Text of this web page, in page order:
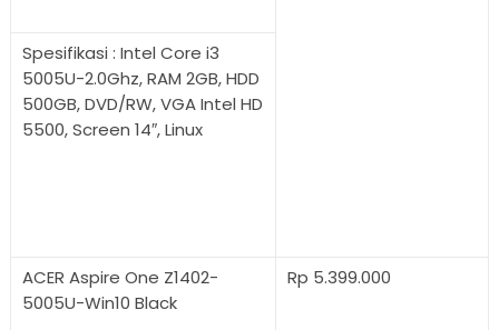
Spesifikasi : Intel Core i3
5005U-2.0Ghz, RAM 2GB, HDD
500GB, DVD/RW, VGA Intel HD
5500, Screen 14″, Linux
ACER Aspire One Z1402-
5005U-Win10 Black
Rp 5.399.000